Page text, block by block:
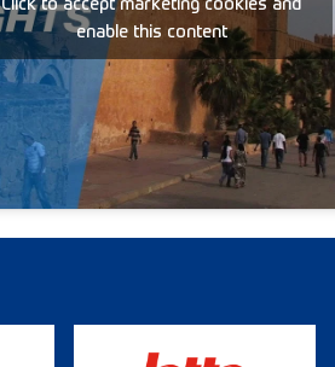
Click to accept marketing cookies and
enable this content